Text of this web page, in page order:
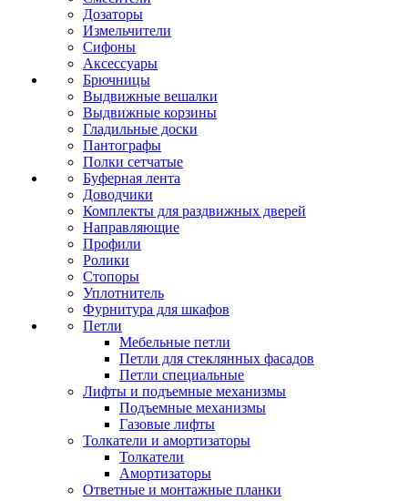
Дозаторы
Измельчители
Сифоны
Аксессуары
Брючницы
Выдвижные вешалки
Выдвижные корзины
Гладильные доски
Пантографы
Полки сетчатые
Буферная лента
Доводчики
Комплекты для раздвижных дверей
Направляющие
Профили
Ролики
Стопоры
Уплотнитель
Фурнитура для шкафов
Петли
Мебельные петли
Петли для стеклянных фасадов
Петли специальные
Лифты и подъемные механизмы
Подъемные механизмы
Газовые лифты
Толкатели и амортизаторы
Толкатели
Амортизаторы
Ответные и монтажные планки